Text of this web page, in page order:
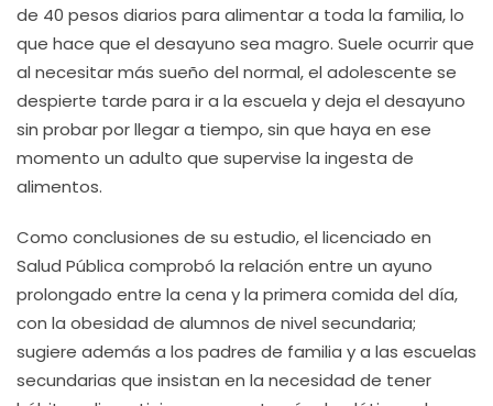
de 40 pesos diarios para alimentar a toda la familia, lo
que hace que el desayuno sea magro. Suele ocurrir que
al necesitar más sueño del normal, el adolescente se
despierte tarde para ir a la escuela y deja el desayuno
sin probar por llegar a tiempo, sin que haya en ese
momento un adulto que supervise la ingesta de
alimentos.
Como conclusiones de su estudio, el licenciado en
Salud Pública comprobó la relación entre un ayuno
prolongado entre la cena y la primera comida del día,
con la obesidad de alumnos de nivel secundaria;
sugiere además a los padres de familia y a las escuelas
secundarias que insistan en la necesidad de tener